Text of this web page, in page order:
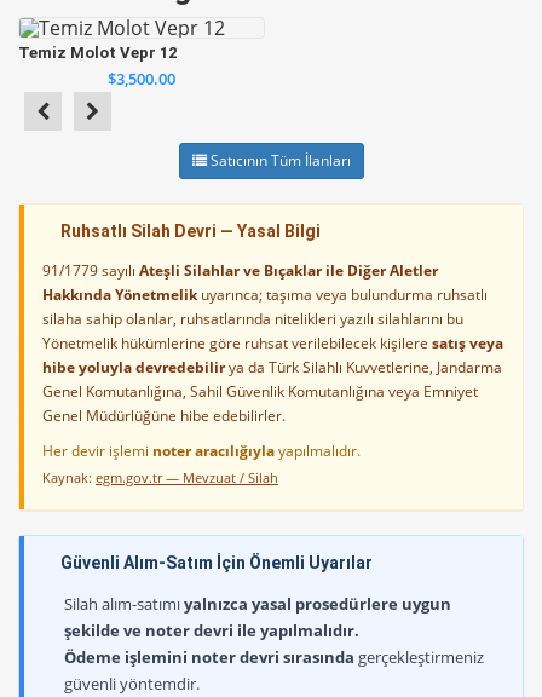
Temiz Molot Vepr 12
$3,500.00
Satıcının Tüm İlanları
Ruhsatlı Silah Devri — Yasal Bilgi
91/1779 sayılı Ateşli Silahlar ve Bıçaklar ile Diğer Aletler
Hakkında Yönetmelikuyarınca; taşıma veya bulundurma ruhsatlı
silaha sahip olanlar, ruhsatlarında nitelikleri yazılı silahlarını bu
Yönetmelik hükümlerine göre ruhsat verilebilecek kişilere satış veya
hibe yoluyla devredebilirya da Türk Silahlı Kuvvetlerine, Jandarma
Genel Komutanlığına, Sahil Güvenlik Komutanlığına veya Emniyet
Genel Müdürlüğüne hibe edebilirler.
Her devir işlemi noter aracılığıylayapılmalıdır.
Kaynak: egm.gov.tr — Mevzuat / Silah
Güvenli Alım-Satım İçin Önemli Uyarılar
Silah alım-satımıyalnızca yasal prosedürlere uygun
şekilde ve noter devri ile yapılmalıdır.
Ödeme işlemini noter devri sırasında gerçekleştirmeniz
güvenli yöntemdir.